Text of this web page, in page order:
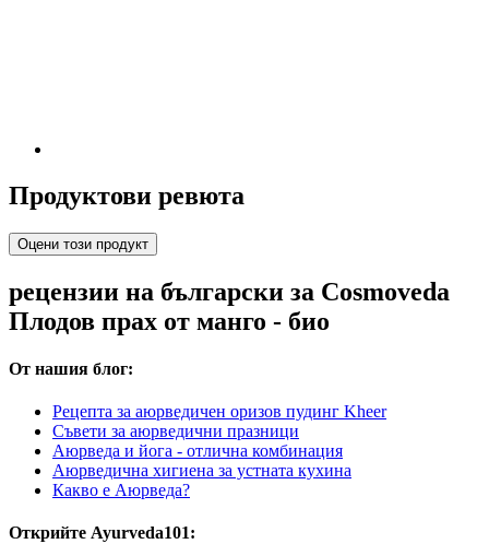
Продуктови ревюта
Оцени този продукт
рецензии на български за Cosmoveda
Плодов прах от манго - био
От нашия блог:
Рецепта за аюрведичен оризов пудинг Kheer
Съвети за аюрведични празници
Аюрведа и йога - отлична комбинация
Аюрведична хигиена за устната кухина
Какво е Аюрведа?
Открийте Ayurveda101: